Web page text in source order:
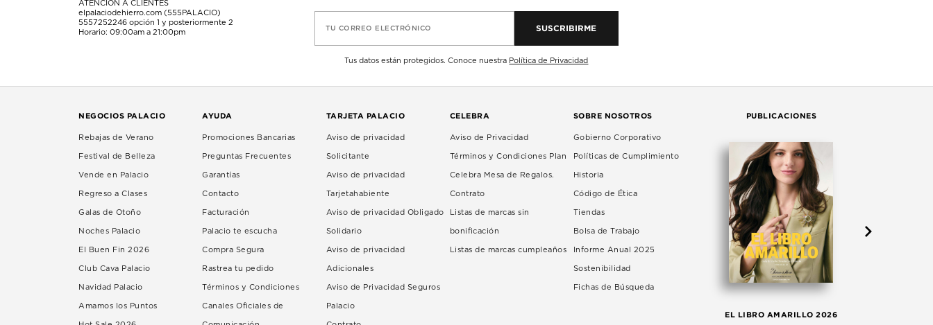
ATENCIÓN A CLIENTES
elpalaciodehierro.com (555PALACIO)
5557252246 opción 1 y posteriormente 2
Horario: 09:00am a 21:00pm
TU CORREO ELECTRÓNICO SUSCRIBIRME
Tus datos están protegidos. Conoce nuestra Política de Privacidad
NEGOCIOS PALACIO
Rebajas de Verano
Festival de Belleza
Vende en Palacio
Regreso a Clases
Galas de Otoño
Noches Palacio
El Buen Fin 2026
Club Cava Palacio
Navidad Palacio
Amamos los Puntos
AYUDA
Promociones Bancarias
Preguntas Frecuentes
Garantías
Contacto
Facturación
Palacio te escucha
Compra Segura
Rastrea tu pedido
Términos y Condiciones
Canales Oficiales de
TARJETA PALACIO
Aviso de privacidad
Solicitante
Aviso de privacidad
Tarjetahabiente
Aviso de privacidad Obligado
Solidario
Aviso de privacidad
Adicionales
Aviso de Privacidad Seguros
Palacio
CELEBRA
Aviso de Privacidad
Términos y Condiciones Plan
Celebra Mesa de Regalos.
Contrato
Listas de marcas sin
bonificación
Listas de marcas cumpleaños
SOBRE NOSOTROS
Gobierno Corporativo
Políticas de Cumplimiento
Historia
Código de Ética
Tiendas
Bolsa de Trabajo
Informe Anual 2025
Sostenibilidad
Fichas de Búsqueda
PUBLICACIONES
EL LIBRO AMARILLO 2026